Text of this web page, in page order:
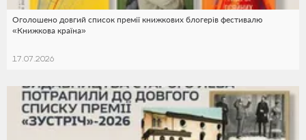
Оголошено довгий список премії книжкових блогерів фестивалю
«Книжкова країна»
17.07.2026